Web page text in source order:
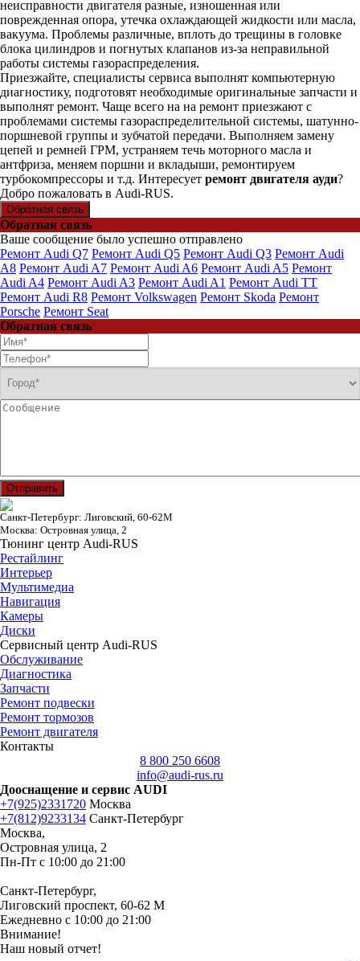
неисправности двигателя разные, изношенная или
поврежденная опора, утечка охлаждающей жидкости или масла,
вакуума. Проблемы различные, вплоть до трещины в головке
блока цилиндров и погнутых клапанов из-за неправильной
работы системы газораспределения.
Приезжайте, специалисты сервиса выполнят компьютерную
диагностику, подготовят необходимые оригинальные запчасти и
выполнят ремонт. Чаще всего на на ремонт приезжают с
проблемами системы газораспределительной системы, шатунно-
поршневой группы и зубчатой передачи. Выполняем замену
цепей и ремней ГРМ, устраняем течь моторного масла и
антфриза, меняем поршни и вкладыши, ремонтируем
турбокомпрессоры и т.д. Интересует ремонт двигателя ауди?
Добро пожаловать в Audi-RUS.
Обратная связь
Обратная связь
Ваше сообщение было успешно отправлено
Ремонт Audi Q7 Ремонт Audi Q5 Ремонт Audi Q3 Ремонт Audi
A8 Ремонт Audi A7 Ремонт Audi A6 Ремонт Audi A5 Ремонт
Audi A4 Ремонт Audi A3 Ремонт Audi A1 Ремонт Audi TT
Ремонт Audi R8 Ремонт Volkswagen Ремонт Skoda Ремонт
Porsche Ремонт Seat
Обратная связь
Отправить
Санкт-Петербург: Лиговский, 60-62М
Москва: Островная улица, 2
Тюнинг центр Audi-RUS
Рестайлинг
Интерьер
Мультимедиа
Навигация
Камеры
Диски
Сервисный центр Audi-RUS
Обслуживание
Диагностика
Запчасти
Ремонт подвески
Ремонт тормозов
Ремонт двигателя
Контакты
8 800 250 6608
info@audi-rus.ru
Дооснащение и сервис AUDI
+7(925)2331720 Москва
+7(812)9233134 Санкт-Петербург
Москва,
Островная улица, 2
Пн-Пт с 10:00 до 21:00
Санкт-Петербург,
Лиговский проспект, 60-62 М
Ежедневно с 10:00 до 21:00
Внимание!
Наш новый отчет!